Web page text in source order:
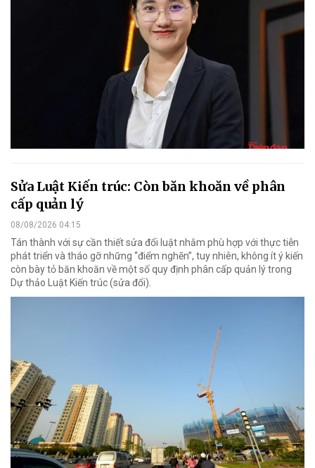
Sửa Luật Kiến trúc: Còn băn khoăn về phân
cấp quản lý
08/08/2026 04:15
Tán thành với sự cần thiết sửa đổi luật nhằm phù hợp với thực tiễn
phát triển và tháo gỡ những “điểm nghẽn”, tuy nhiên, không ít ý kiến
còn bày tỏ băn khoăn về một số quy định phân cấp quản lý trong
Dự thảo Luật Kiến trúc (sửa đổi).